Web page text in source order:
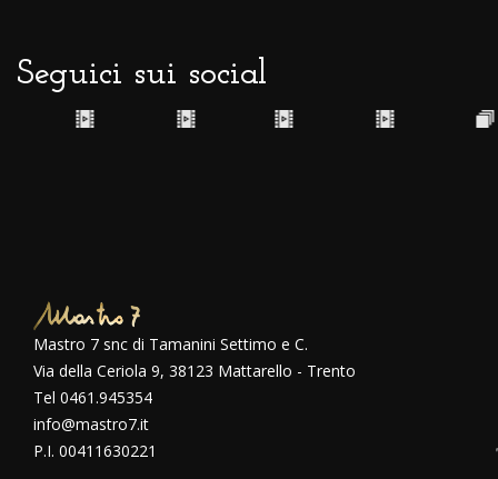
Seguici sui social
Mastro 7 snc di Tamanini Settimo e C.
Via della Ceriola 9, 38123 Mattarello - Trento
Tel 0461.945354
info@mastro7.it
P.I. 00411630221